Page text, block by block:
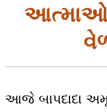
આજે બાપદાદા